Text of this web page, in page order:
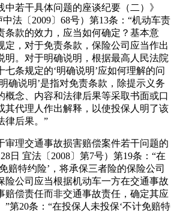
中若干具体问题的座谈纪要（二）》
中法〔2009〕68号）第13条：“机动车责
条款的效力，应当如何确定？基本意
定，对于免责条款，保险公司应当作出
明。对于明确说明，根据最高人民法院
七条规定的‘明确说明’应如何理解的问
确说明’是指对免责条款，除提示义务
概念、内容和法律后果等采取书面或口
其代理人作出解释，以使投保人明了该
律后果。”
审理交通事故损害赔偿案件若干问题的
日 宜法〔2008〕第7号）第19条：“在
赔特约险’，将承保三者险的保险公司
险公司应当根据机动车一方在交通事故
赔偿责任而非交通事故责任，确定其应
”第20条：“在投保人未投保‘不计免赔特